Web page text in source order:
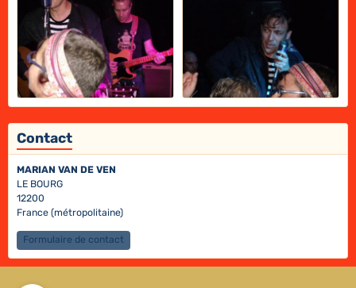
Contact
MARIAN VAN DE VEN
LE BOURG
12200
France (métropolitaine)
Formulaire de contact